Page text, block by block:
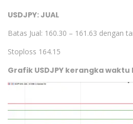
USDJPY: JUAL
Batas Jual: 160.30 – 161.63 dengan
Stoploss 164.15
Grafik USDJPY kerangka waktu